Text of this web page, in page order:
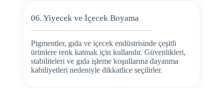
06. Yiyecek ve İçecek Boyama
Pigmentler, gıda ve içecek endüstrisinde çeşitli
ürünlere renk katmak için kullanılır. Güvenlikleri,
stabiliteleri ve gıda işleme koşullarına dayanma
kabiliyetleri nedeniyle dikkatlice seçilirler.